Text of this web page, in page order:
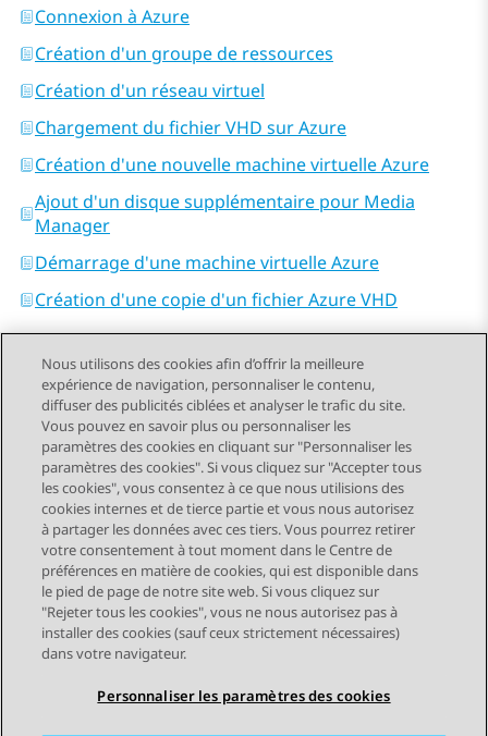
Connexion à Azure
Création d'un groupe de ressources
Création d'un réseau virtuel
Chargement du fichier VHD sur Azure
Création d'une nouvelle machine virtuelle Azure
Ajout d'un disque supplémentaire pour Media
Manager
Démarrage d'une machine virtuelle Azure
Création d'une copie d'un fichier Azure VHD
Send Feedback
Navigation par sujet
Sujet précédent Sujet suivant
STAY CONNECTED
Nous utilisons des cookies afin d’offrir la meilleure
expérience de navigation, personnaliser le contenu,
diffuser des publicités ciblées et analyser le trafic du site.
Vous pouvez en savoir plus ou personnaliser les
paramètres des cookies en cliquant sur "Personnaliser les
paramètres des cookies". Si vous cliquez sur "Accepter tous
les cookies", vous consentez à ce que nous utilisions des
cookies internes et de tierce partie et vous nous autorisez
à partager les données avec ces tiers. Vous pourrez retirer
votre consentement à tout moment dans le Centre de
préférences en matière de cookies, qui est disponible dans
le pied de page de notre site web. Si vous cliquez sur
"Rejeter tous les cookies", vous ne nous autorisez pas à
installer des cookies (sauf ceux strictement nécessaires)
dans votre navigateur.
Personnaliser les paramètres des cookies